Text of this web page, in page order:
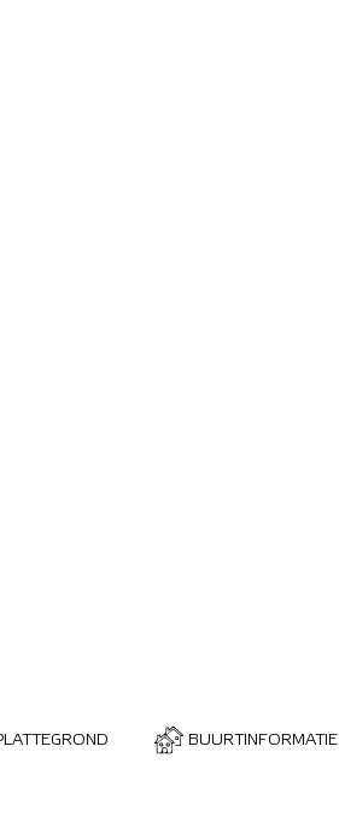
BUURTINFORMATIE